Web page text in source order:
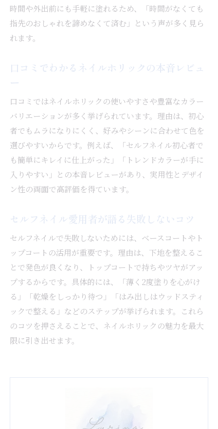
時間や外出前にも手軽に塗れるため、「時間がなくても
指先のおしゃれを諦めなくて済む」という声が多く見ら
れます。
口コミでわかるネイルホリックの本音レビュ
ー
口コミではネイルホリックの使いやすさや豊富なカラー
バリエーションが多く挙げられています。理由は、初心
者でもムラになりにくく、好みやシーンに合わせて色を
選びやすいからです。例えば、「セルフネイル初心者で
も簡単にキレイに仕上がった」「トレンドカラーが手に
入りやすい」との本音レビューがあり、実用性とデザイ
ン性の両面で高評価を得ています。
セルフネイル愛用者が語る失敗しないコツ
セルフネイルで失敗しないためには、ベースコートやト
ップコートの活用が重要です。理由は、下地を整えるこ
とで発色が良くなり、トップコートで持ちやツヤがアッ
プするからです。具体的には、「薄く2度塗りを心がけ
る」「乾燥をしっかり待つ」「はみ出しはウッドスティ
ックで整える」などのステップが挙げられます。これら
のコツを押さえることで、ネイルホリックの魅力を最大
限に引き出せます。